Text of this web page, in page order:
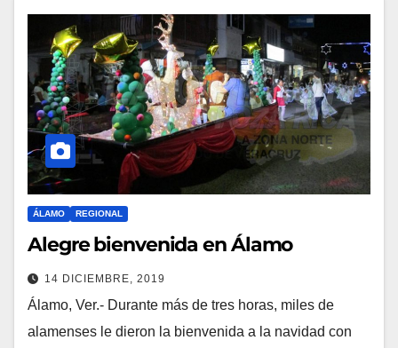
ÁLAMO REGIONAL
Alegre bienvenida en Álamo
14 DICIEMBRE, 2019
Álamo, Ver.- Durante más de tres horas, miles de
alamenses le dieron la bienvenida a la navidad con